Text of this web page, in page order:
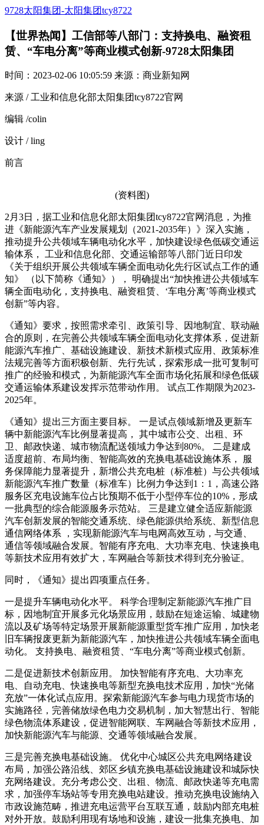
9728太阳集团-太阳集团tcy8722
【世界热闻】工信部等八部门：支持换电、融资租
赁、“车电分离”等商业模式创新-9728太阳集团
时间：2023-02-06 10:05:59 来源：商业新知网
来源 / 工业和信息化部太阳集团tcy8722官网
编辑 /colin
设计 / ling
前言
(资料图)
2月3日，据工业和信息化部太阳集团tcy8722官网消息，为推
进《新能源汽车产业发展规划（2021-2035年）》深入实施，
推动提升公共领域车辆电动化水平，加快建设绿色低碳交通运
输体系， 工业和信息化部、交通运输部等八部门近日印发
《关于组织开展公共领域车辆全面电动化先行区试点工作的通
知》 （以下简称《通知》）， 明确提出“加快推进公共领域车
辆全面电动化，支持换电、融资租赁、‘车电分离’等商业模式
创新”等内容。
《通知》要求，按照需求牵引、政策引导、因地制宜、联动融
合的原则，在完善公共领域车辆全面电动化支撑体系，促进新
能源汽车推广、基础设施建设、新技术新模式应用、政策标准
法规完善等方面积极创新、先行先试，探索形成一批可复制可
推广的经验和模式，为新能源汽车全面市场化拓展和绿色低碳
交通运输体系建设发挥示范带动作用。 试点工作期限为2023-
2025年。
《通知》提出三方面主要目标。 一是试点领域新增及更新车
辆中新能源汽车比例显著提高， 其中城市公交、出租、环
卫、邮政快递、城市物流配送领域力争达到80%。 二是建成
适度超前、布局均衡、智能高效的充换电基础设施体系， 服
务保障能力显著提升，新增公共充电桩（标准桩）与公共领域
新能源汽车推广数量（标准车）比例力争达到1：1，高速公路
服务区充电设施车位占比预期不低于小型停车位的10%，形成
一批典型的综合能源服务示范站。 三是建立健全适应新能源
汽车创新发展的智能交通系统、绿色能源供给系统、新型信息
通信网络体系 ，实现新能源汽车与电网高效互动，与交通、
通信等领域融合发展。智能有序充电、大功率充电、快速换电
等新技术应用有效扩大，车网融合等新技术得到充分验证。
同时，《通知》提出四项重点任务。
一是提升车辆电动化水平。 科学合理制定新能源汽车推广目
标，因地制宜开展多元化场景应用，鼓励在短途运输、城建物
流以及矿场等特定场景开展新能源重型货车推广应用，加快老
旧车辆报废更新为新能源汽车，加快推进公共领域车辆全面电
动化。 支持换电、融资租赁、“车电分离”等商业模式创新。
二是促进新技术创新应用。 加快智能有序充电、大功率充
电、自动充电、快速换电等新型充换电技术应用，加快“光储
充放”一体化试点应用。探索新能源汽车参与电力现货市场的
实施路径，完善储放绿色电力交易机制，加大智慧出行、智能
绿色物流体系建设，促进智能网联、车网融合等新技术应用，
加快新能源汽车与能源、交通等领域融合发展。
三是完善充换电基础设施。 优化中心城区公共充电网络建设
布局，加强公路沿线、郊区乡镇充换电基础设施建设和城际快
充网络建设。充分考虑公交、出租、物流、邮政快递等充电需
求，加强停车场站等专用充换电站建设。推动充换电设施纳入
市政设施范畴，推进充电运营平台互联互通，鼓励内部充电桩
对外开放。鼓励利用现有场地和设施，建设一批集充换电、加